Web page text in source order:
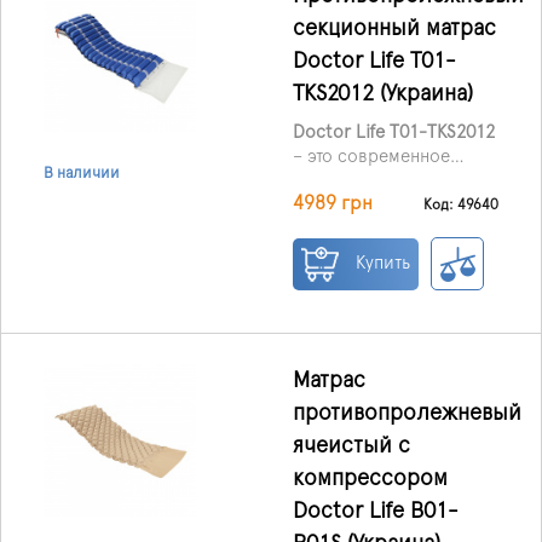
стационара.
В наличии
секционный матрас
Doctor Life Т01-
TKS2012 (Украина)
Doctor Life T01-TKS2012
– это современное
профилактики и
пациентов, длительно
находящихся в лежачем
дома, так и в
рекомендован при
заболеваниях опорно-
двигательной и
центральной нервной
системы, а также при
4989 грн Код: 49640
Купить
Матрас
противопролежневый
ячеистый с
компрессором
Doctor Life B01-